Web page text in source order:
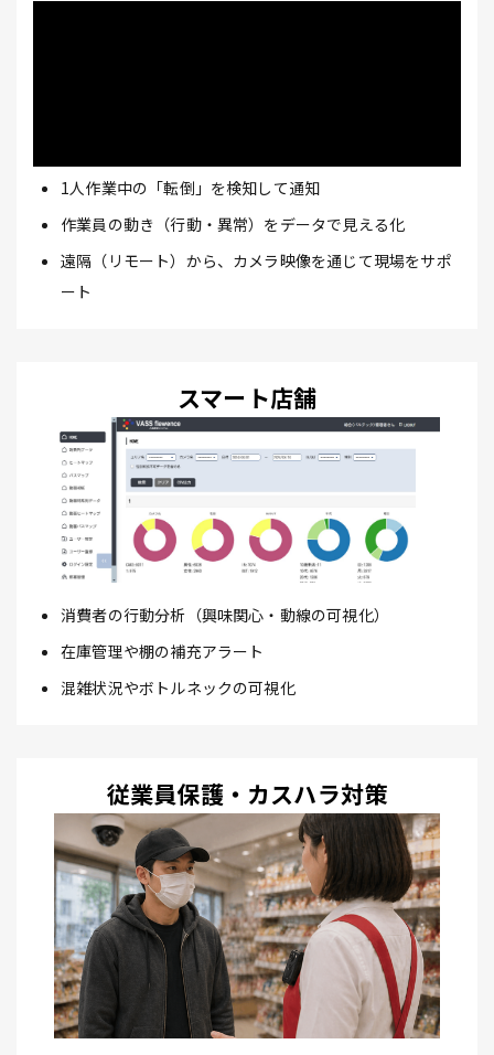
1人作業中の「転倒」を検知して通知
作業員の動き（行動・異常）をデータで見える化
遠隔（リモート）から、カメラ映像を通じて現場をサポ
ート
スマート店舗
消費者の行動分析（興味関心・動線の可視化）
在庫管理や棚の補充アラート
混雑状況やボトルネックの可視化
従業員保護・カスハラ対策